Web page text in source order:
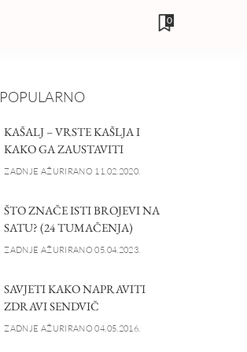
0
POPULARNO
KAŠALJ – VRSTE KAŠLJA I
KAKO GA ZAUSTAVITI
ZADNJE AŽURIRANO 11.02.2020.
ŠTO ZNAČE ISTI BROJEVI NA
SATU? (24 TUMAČENJA)
ZADNJE AŽURIRANO 05.04.2023.
SAVJETI KAKO NAPRAVITI
ZDRAVI SENDVIČ
ZADNJE AŽURIRANO 04.05.2016.